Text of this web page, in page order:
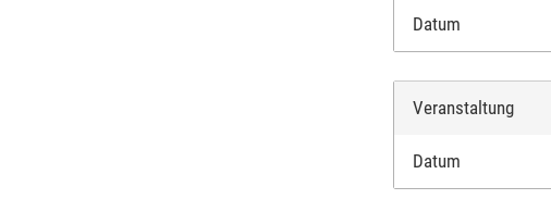
Datum
Veranstaltung
Datum